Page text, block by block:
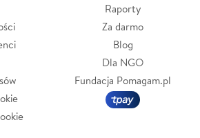
Raporty
Za darmo
Blog
Dla NGO
Fundacja Pomagam.pl